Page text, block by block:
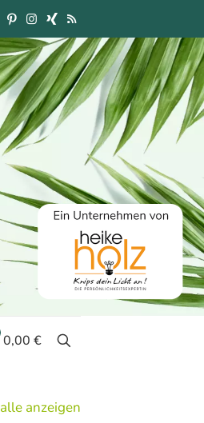
0,00 €
alle anzeigen